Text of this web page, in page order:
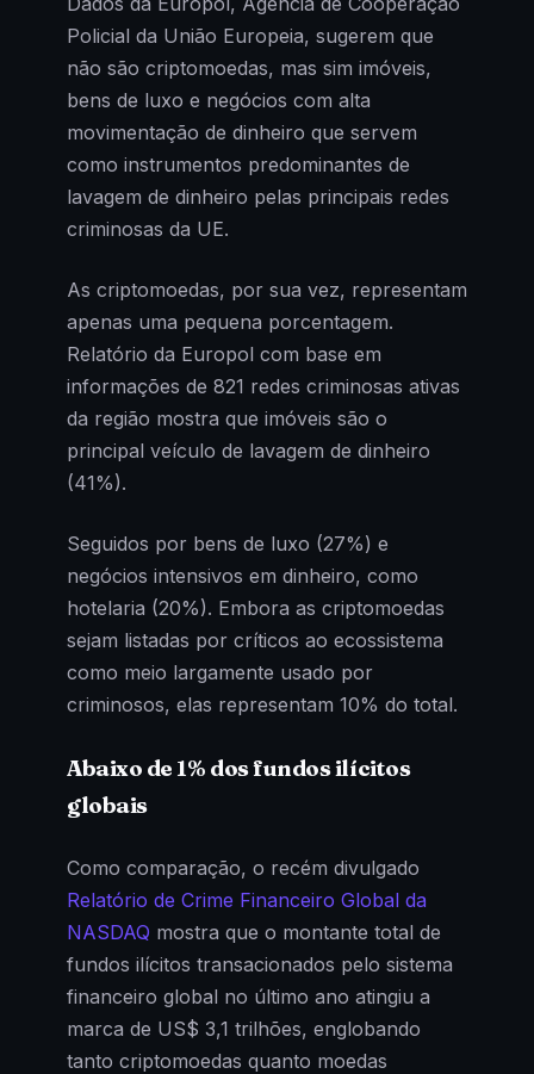
Policial da União Europeia, sugerem que
não são criptomoedas, mas sim imóveis,
bens de luxo e negócios com alta
movimentação de dinheiro que servem
como instrumentos predominantes de
lavagem de dinheiro pelas principais redes
criminosas da UE.
As criptomoedas, por sua vez, representam
apenas uma pequena porcentagem.
Relatório da Europol com base em
informações de 821 redes criminosas ativas
da região mostra que imóveis são o
principal veículo de lavagem de dinheiro
(41%).
Seguidos por bens de luxo (27%) e
negócios intensivos em dinheiro, como
hotelaria (20%). Embora as criptomoedas
sejam listadas por críticos ao ecossistema
como meio largamente usado por
criminosos, elas representam 10% do total.
Abaixo de 1% dos fundos ilícitos
globais
Como comparação, o recém divulgado
Relatório de Crime Financeiro Global da
NASDAQ mostra que o montante total de
fundos ilícitos transacionados pelo sistema
financeiro global no último ano atingiu a
marca de US$ 3,1 trilhões, englobando
tanto criptomoedas quanto moedas